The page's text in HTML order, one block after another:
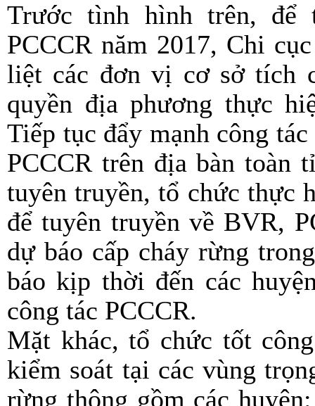
Trước tình hình trên, để
PCCCR năm 2017, Chi
liệt các đơn vị cơ sở tích
quyền địa phương thực
Tiếp tục đẩy mạnh công
PCCCR trên địa bàn
tuyên truyền, tổ chức thực
để tuyên truyền về BVR,
dự báo cấp cháy rừng
báo kịp thời đến các
công tác PCCCR.
Mặt khác, tổ chức tốt
kiểm soát tại các vùng
rừng thông gồm các